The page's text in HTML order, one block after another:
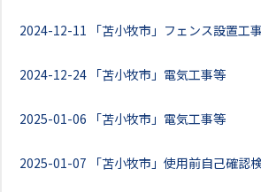
2024-12-11 「苫小牧市」フェンス設置工
2024-12-24 「苫小牧市」電気工事等
2025-01-06 「苫小牧市」電気工事等
2025-01-07 「苫小牧市」使用前自己確認